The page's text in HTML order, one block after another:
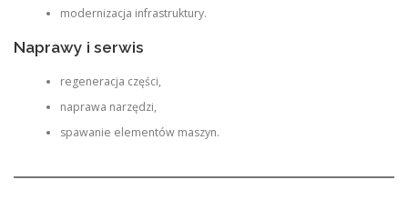
modernizacja infrastruktury.
Naprawy i serwis
regeneracja części,
naprawa narzędzi,
spawanie elementów maszyn.